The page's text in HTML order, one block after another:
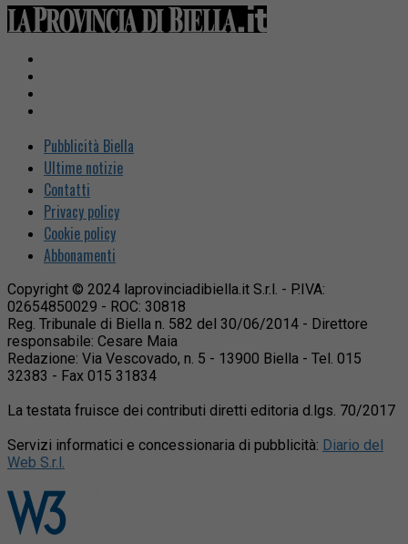
Pubblicità Biella
Ultime notizie
Contatti
Privacy policy
Cookie policy
Abbonamenti
Copyright © 2024 laprovinciadibiella.it S.r.l. - P.IVA:
02654850029 - ROC: 30818
Reg. Tribunale di Biella n. 582 del 30/06/2014 - Direttore
responsabile: Cesare Maia
Redazione: Via Vescovado, n. 5 - 13900 Biella - Tel. 015
32383 - Fax 015 31834
La testata fruisce dei contributi diretti editoria d.lgs. 70/2017
Servizi informatici e concessionaria di pubblicità: Diario del
Web S.r.l.